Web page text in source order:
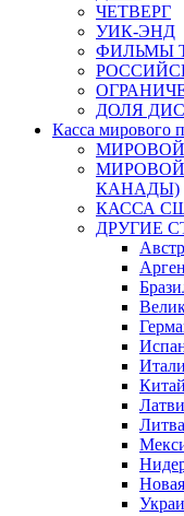
ЧЕТВЕРГ
УИК-ЭНД
ФИЛЬМЫ
ДОЛЯ
Касса мирового
МИРОВОЙ
КАНАДЫ)
КАССА
ДРУГИЕ
Китай
Литва